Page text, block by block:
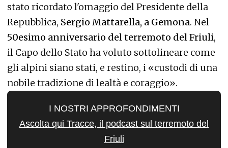
stato ricordato l'omaggio del Presidente della
Repubblica, Sergio Mattarella, a Gemona. Nel
50esimo anniversario del terremoto del Friuli,
il Capo dello Stato ha voluto sottolineare come
gli alpini siano stati, e restino, i «custodi di una
nobile tradizione di lealtà e coraggio».
I NOSTRI APPROFONDIMENTI
Ascolta qui Tracce, il podcast sul terremoto del
Friuli